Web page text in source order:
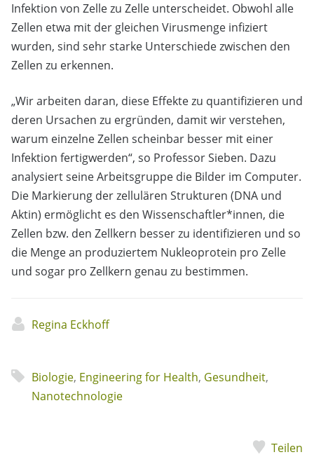
Infektion von Zelle zu Zelle unterscheidet. Obwohl alle
Zellen etwa mit der gleichen Virusmenge infiziert
wurden, sind sehr starke Unterschiede zwischen den
Zellen zu erkennen.
„Wir arbeiten daran, diese Effekte zu quantifizieren und
deren Ursachen zu ergründen, damit wir verstehen,
warum einzelne Zellen scheinbar besser mit einer
Infektion fertigwerden“, so Professor Sieben. Dazu
analysiert seine Arbeitsgruppe die Bilder im Computer.
Die Markierung der zellulären Strukturen (DNA und
Aktin) ermöglicht es den Wissenschaftler*innen, die
Zellen bzw. den Zellkern besser zu identifizieren und so
die Menge an produziertem Nukleoprotein pro Zelle
und sogar pro Zellkern genau zu bestimmen.
Regina Eckhoff
Biologie, Engineering for Health, Gesundheit,
Nanotechnologie
Teilen